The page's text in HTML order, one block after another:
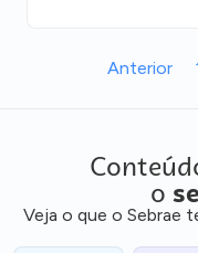
Anterior
o
Veja o que o Sebrae